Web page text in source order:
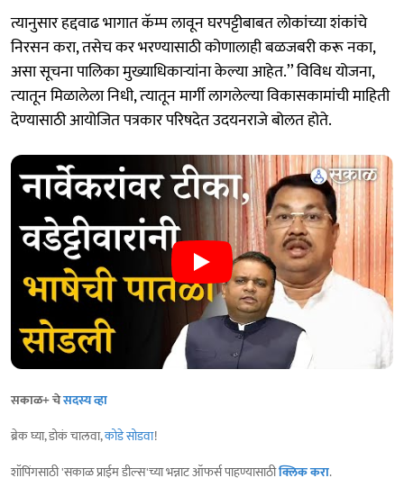
त्यानुसार हद्दवाढ भागात कॅम्प लावून घरपट्टीबाबत लोकांच्या शंकांचे
निरसन करा, तसेच कर भरण्यासाठी कोणालाही बळजबरी करू नका,
असा सूचना पालिका मुख्याधिकाऱ्यांना केल्या आहेत.’’ विविध योजना,
त्‍यातून मिळालेला निधी, त्‍यातून मार्गी लागलेल्‍या विकासकामांची माहिती
देण्‍यासाठी आयोजित पत्रकार परिषदेत उदयनराजे बोलत होते.
सकाळ+ चेसदस्य व्हा
ब्रेक घ्या, डोकं चालवा,कोडे सोडवा!
शॉपिंगसाठी 'सकाळ प्राईम डील्स'च्या भन्नाट ऑफर्स पाहण्यासाठीक्लिक करा.